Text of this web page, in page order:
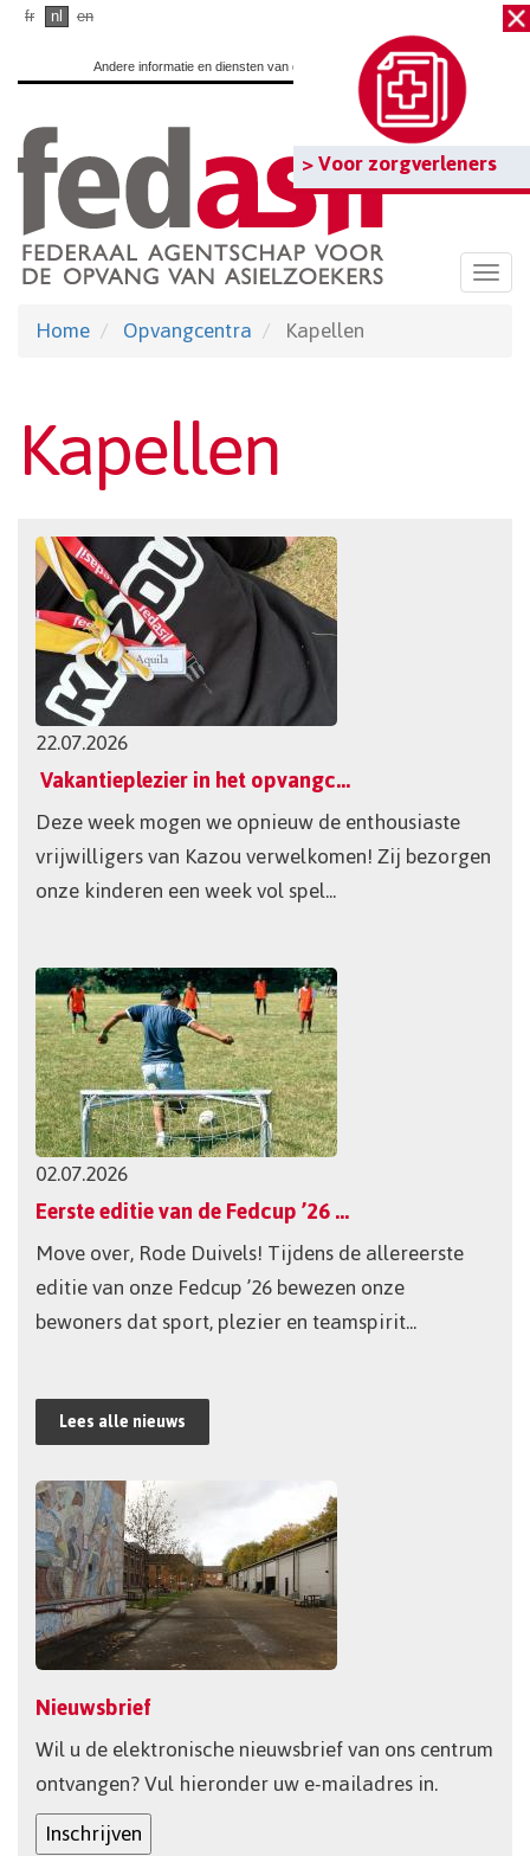
hoofdinhoud
> Voor zorgverleners
fr nl en
Andere informatie en diensten van de overheid:www.belgium.be
Home Opvangcentra Kapellen
Kapellen
22.07.2026
Vakantieplezier in het opvangcentrum!
Deze week mogen we opnieuw de enthousiaste
vrijwilligers van Kazou verwelkomen! Zij bezorgen
onze kinderen een week vol spel...
02.07.2026
Eerste editie van de Fedcup ’26 zorgt voor sportieve topnamiddag
Move over, Rode Duivels! Tijdens de allereerste
editie van onze Fedcup ’26 bewezen onze
bewoners dat sport, plezier en teamspirit...
Lees alle nieuws
Nieuwsbrief
Wil u de elektronische nieuwsbrief van ons centrum
ontvangen? Vul hieronder uw e-mailadres in.
Inschrijven